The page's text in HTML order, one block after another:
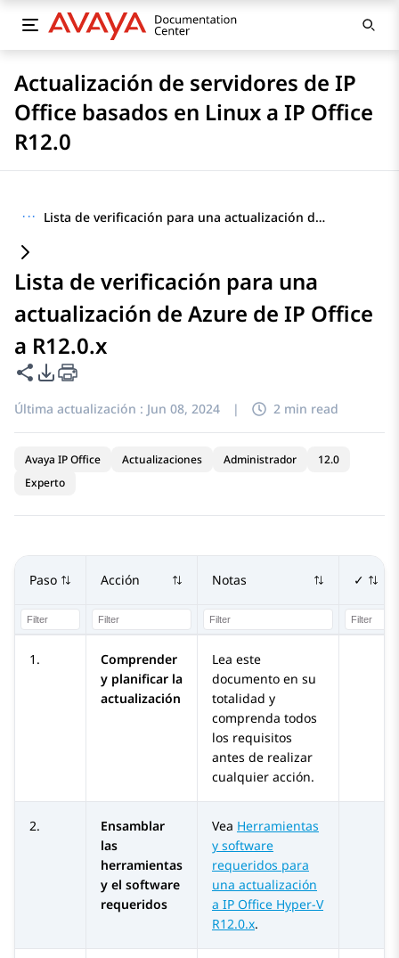
Actualización de servidores de IP
Office basados en Linux a IP Office
R12.0
··· Lista de verificación para una actualización de Azure de IP Office a R12.0.x
Lista de verificación para una
actualización de Azure de IP Office
a R12.0.x
Compartir esta página
Opciones de exportación de PDF
Última actualización : Jun 08, 2024 | 2 min read
Avaya IP Office Actualizaciones Administrador
12.0
Experto
Paso Acción Notas ✓
1.
Comprender
y planificar la
actualización
Lea este
documento en su
totalidad y
comprenda todos
los requisitos
antes de realizar
cualquier acción.
2.
Ensamblar
las
herramientas
y el software
requeridos
Vea Herramientas
y software
requeridos para
una actualización
a IP Office Hyper-V
R12.0.x.